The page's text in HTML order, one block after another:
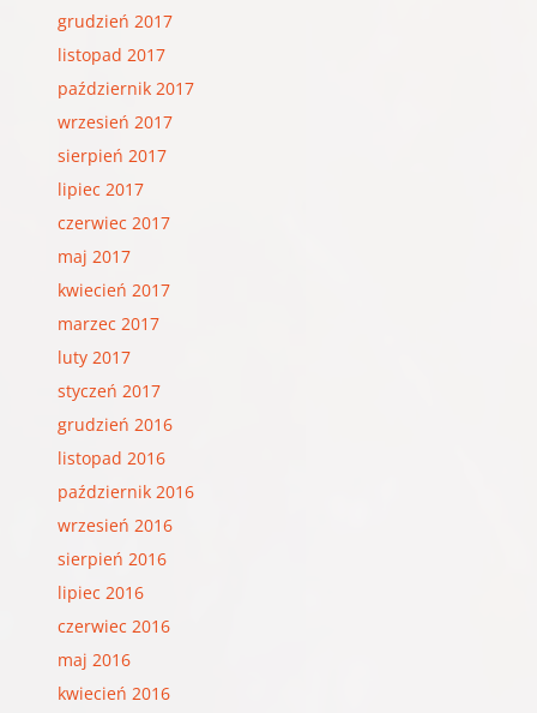
grudzień 2017
listopad 2017
październik 2017
wrzesień 2017
sierpień 2017
lipiec 2017
czerwiec 2017
maj 2017
kwiecień 2017
marzec 2017
luty 2017
styczeń 2017
grudzień 2016
listopad 2016
październik 2016
wrzesień 2016
sierpień 2016
lipiec 2016
czerwiec 2016
maj 2016
kwiecień 2016